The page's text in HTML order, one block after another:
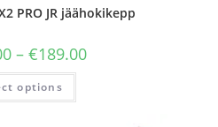
PRO JR jäähokikepp
– €189.00
options